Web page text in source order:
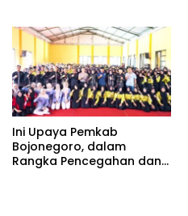
Bojonegoro Wuju
Kolaborasi Pemkab
Ini Upaya Pemkab
Bojonegoro, dalam
Rangka Pencegahan dan